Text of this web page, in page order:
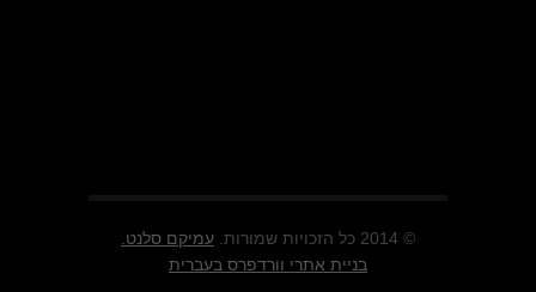
© 2014 כל הזכויות שמורות.
עמיקם סלנט.
בניית אתרי וורדפרס בעברית